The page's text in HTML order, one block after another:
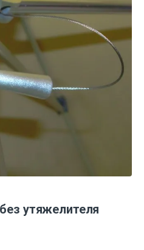
утяжелителя